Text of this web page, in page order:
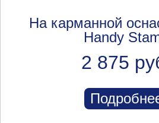
На карманной
Handy
2 875